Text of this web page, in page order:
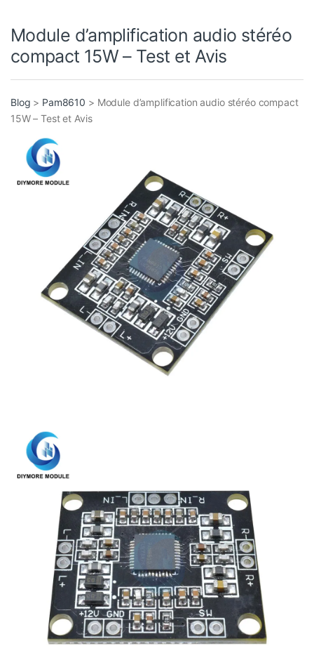
Module d’amplification audio stéréo
compact 15W – Test et Avis
Blog > Pam8610 > Module d’amplification audio stéréo compact
15W – Test et Avis